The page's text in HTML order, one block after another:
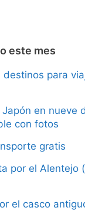
este mes
destinos para
en nueve
con fotos
gratis
por el Alentejo
el casco